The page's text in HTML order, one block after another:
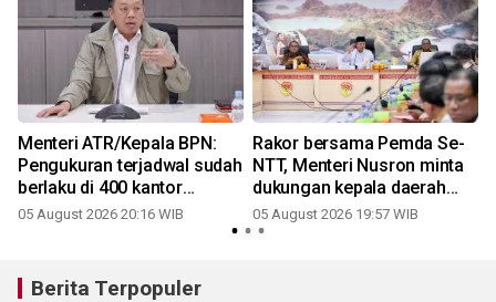
Menteri ATR/Kepala BPN:
Pengukuran terjadwal sudah
berlaku di 400 kantor
pertanahan
05 August 2026 20:16 WIB
Rakor bersama Pemda Se-
NTT, Menteri Nusron minta
dukungan kepala daerah
wujudkan transformasi
layanan pertanahan
05 August 2026 19:57 WIB
Berita Terpopuler